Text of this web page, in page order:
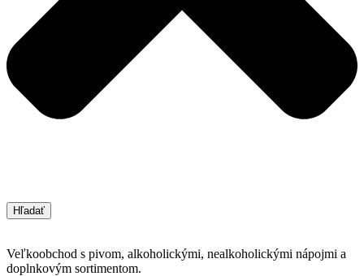
Hľadať
Veľkoobchod s pivom, alkoholickými, nealkoholickými nápojmi a
doplnkovým sortimentom.